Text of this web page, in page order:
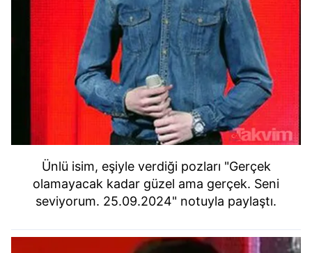
Ünlü isim, eşiyle verdiği pozları "Gerçek
olamayacak kadar güzel ama gerçek. Seni
seviyorum. 25.09.2024" notuyla paylaştı.